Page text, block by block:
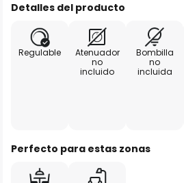
Detalles del producto
Regulable
Atenuador
no
incluido
Bombilla
no
incluida
Perfecto para estas zonas